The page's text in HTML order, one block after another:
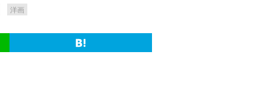
洋画